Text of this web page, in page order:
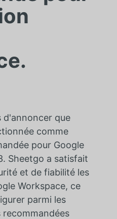
d'annoncer que
comme
pour Google
Sheetgo a satisfait
et de fiabilité les
Workspace, ce
parmi les